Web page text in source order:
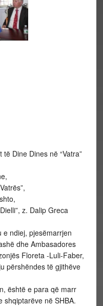
Dine Dines në “Vatra”
z. Dalip Greca
e ndiej, pjesëmarrjen
dhe Ambasadores
Floreta -Luli-Faber,
përshëndes të gjithëve
është e para që marr
shqiptarëve në SHBA.